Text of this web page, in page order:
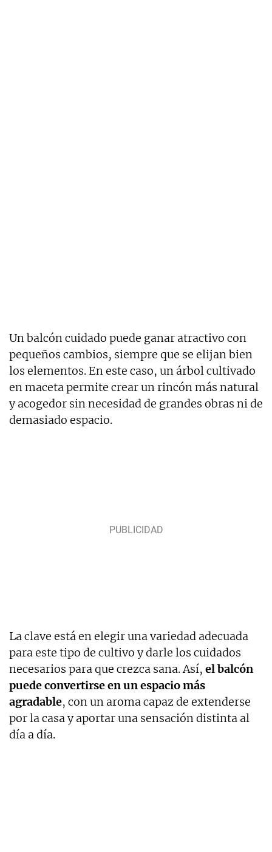
Un balcón cuidado puede ganar atractivo con
pequeños cambios, siempre que se elijan bien
los elementos. En este caso, un árbol cultivado
en maceta permite crear un rincón más natural
y acogedor sin necesidad de grandes obras ni de
demasiado espacio.
La clave está en elegir una variedad adecuada
para este tipo de cultivo y darle los cuidados
necesarios para que crezca sana. Así, el balcón
puede convertirse en un espacio más
agradable, con un aroma capaz de extenderse
por la casa y aportar una sensación distinta al
día a día.